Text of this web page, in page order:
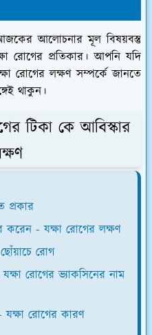
আজকের আলোচনার মূল বিষয়বস্তু
রোগের প্রতিকার। আপনি যদি
রোগের লক্ষণ সম্পর্কে জানতে
থাকুন।
টিকা কে আবিস্কার
প্রকার
করেন - যক্ষা রোগের লক্ষণ
রোগ
রোগের ভ্যাকসিনের নাম
যক্ষা রোগের কারণ